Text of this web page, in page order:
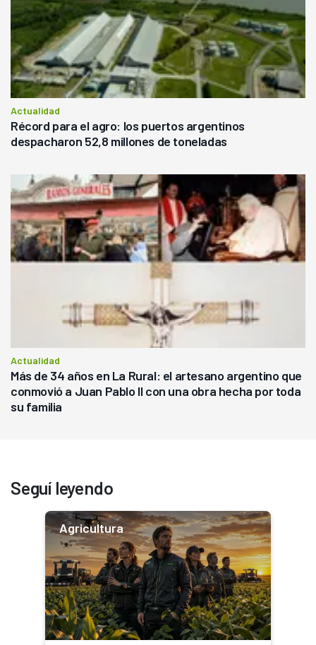
Actualidad
Récord para el agro: los puertos argentinos
despacharon 52,8 millones de toneladas
Actualidad
Más de 34 años en La Rural: el artesano argentino que
conmovió a Juan Pablo II con una obra hecha por toda
su familia
Seguí leyendo
Agricultura